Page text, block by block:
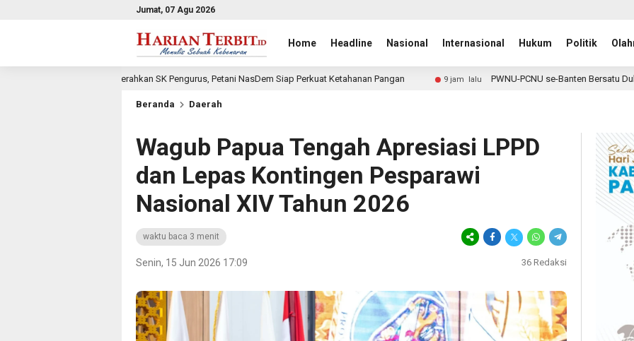
Jumat, 07 Agu 2026
Home Headline Nasional Internasional Hukum Politik
Serahkan SK Pengurus, Petani NasDem Siap Perkuat Ketahanan Pangan 9 jam lalu PWNU-PCNU se-Banten Bersatu Dukung Gus Rozin,
Beranda Daerah
Wagub Papua Tengah Apresiasi LPPD
dan Lepas Kontingen Pesparawi
Nasional XIV Tahun 2026
waktu baca 3 menit
Senin, 15 Jun 2026 17:09 36 Redaksi